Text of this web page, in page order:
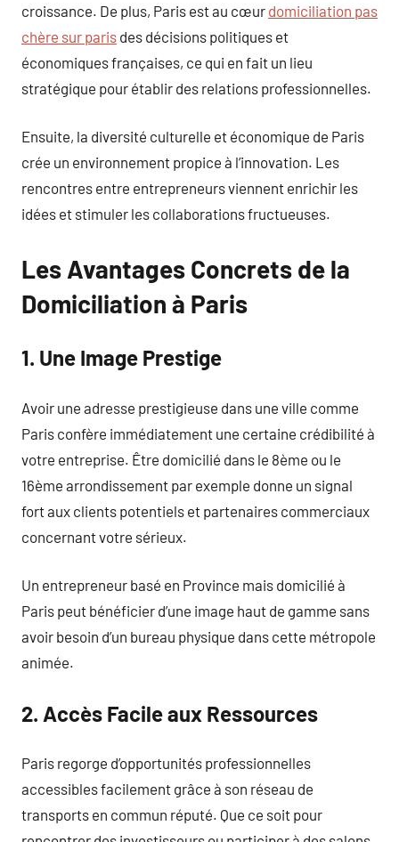
croissance. De plus, Paris est au cœur domiciliation pas
chère sur paris des décisions politiques et
économiques françaises, ce qui en fait un lieu
stratégique pour établir des relations professionnelles.
Ensuite, la diversité culturelle et économique de Paris
crée un environnement propice à l’innovation. Les
rencontres entre entrepreneurs viennent enrichir les
idées et stimuler les collaborations fructueuses.
Les Avantages Concrets de la
Domiciliation à Paris
1. Une Image Prestige
Avoir une adresse prestigieuse dans une ville comme
Paris confère immédiatement une certaine crédibilité à
votre entreprise. Être domicilié dans le 8ème ou le
16ème arrondissement par exemple donne un signal
fort aux clients potentiels et partenaires commerciaux
concernant votre sérieux.
Un entrepreneur basé en Province mais domicilié à
Paris peut bénéficier d’une image haut de gamme sans
avoir besoin d’un bureau physique dans cette métropole
animée.
2. Accès Facile aux Ressources
Paris regorge d’opportunités professionnelles
accessibles facilement grâce à son réseau de
transports en commun réputé. Que ce soit pour